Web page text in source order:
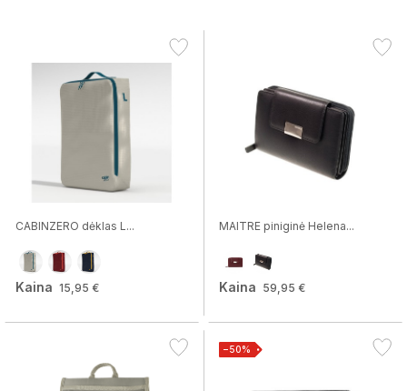
CABINZERO dėklas L...
Kaina 15,95 €
MAITRE piniginė Helena...
Kaina 59,95 €
−50%